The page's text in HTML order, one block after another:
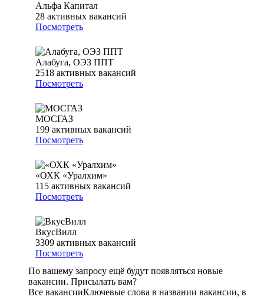
Альфа Капитал
28 активных вакансий
Посмотреть
Алабуга, ОЭЗ ППТ
2518 активных вакансий
Посмотреть
МОСГАЗ
199 активных вакансий
Посмотреть
«ОХК «Уралхим»
115 активных вакансий
Посмотреть
ВкусВилл
3309 активных вакансий
Посмотреть
По вашему запросу ещё будут появляться новые
вакансии. Присылать вам?
Все вакансииКлючевые слова в названии вакансии, в